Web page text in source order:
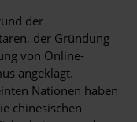
der
der Gründung
von Online-
angeklagt.
Nationen haben
chinesischen